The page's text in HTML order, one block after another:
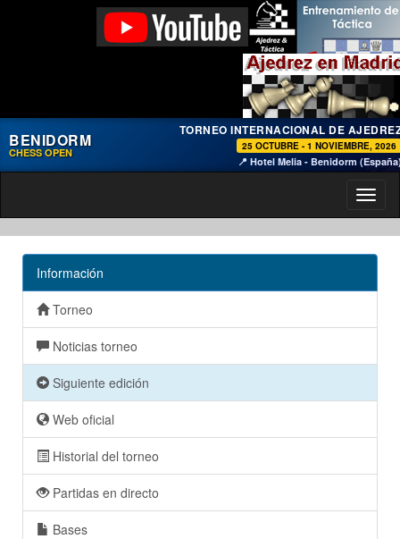
BENIDORM
CHESS OPEN
TORNEO INTERNACIONAL DE
25 OCTUBRE - 1 NOVIEMBRE, 2026
📍 Hotel Melia - Benidorm
Información
Torneo
Noticias torneo
Siguiente edición
Web oficial
Historial del torneo
Partidas en directo
Bases